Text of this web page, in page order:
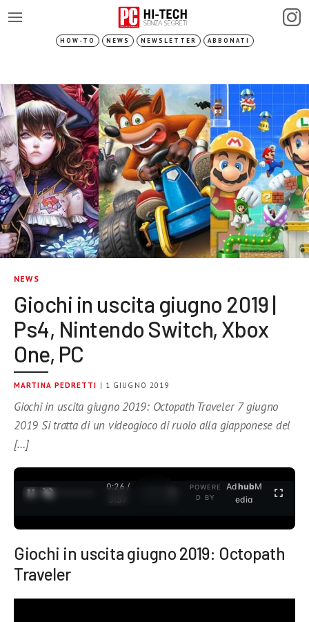
HOW-TO NEWS NEWSLETTER ABBONATI
NEWS
Giochi in uscita giugno 2019 |
Ps4, Nintendo Switch, Xbox
One, PC
MARTINA PEDRETTI | 1 GIUGNO 2019
Giochi in uscita giugno 2019: Octopath Traveler 7 giugno
2019 Si tratta di un videogioco di ruolo alla giapponese del
[…]
0:27 /
3:37
POWERE
D BY
AdhubM
edia
Giochi in uscita giugno 2019: Octopath
Traveler